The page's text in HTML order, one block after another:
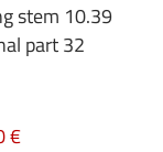
stem 10.39
part 32
€